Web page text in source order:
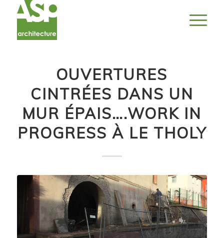
OUVERTURES
CINTRÉES DANS UN
MUR ÉPAIS….WORK IN
PROGRESS À LE THOLY